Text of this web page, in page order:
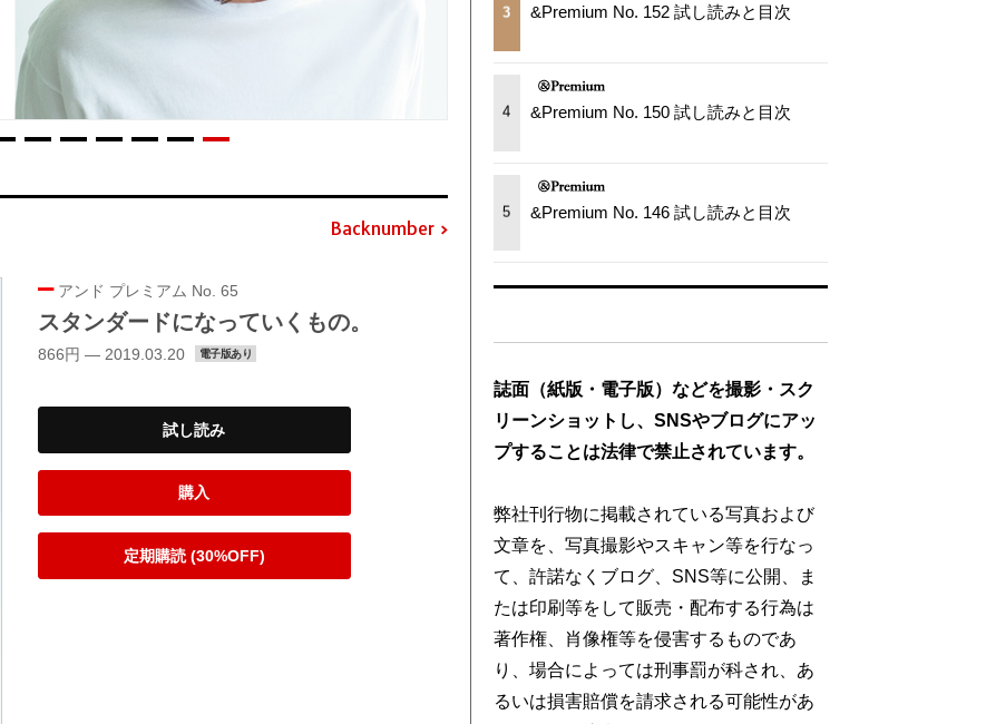
Backnumber
アンド プレミアム No. 65
スタンダードになっていくもの。
866円 — 2019.03.20 電子版あり
試し読み
購入
定期購読 (30%OFF)
3 &Premium No. 152 試し読みと目次
4 &Premium No. 150 試し読みと目次
5 &Premium No. 146 試し読みと目次
誌面（紙版・電子版）などを撮影・スク
リーンショットし、SNSやブログにアッ
プすることは法律で禁止されています。
弊社刊行物に掲載されている写真および
文章を、写真撮影やスキャン等を行なっ
て、許諾なくブログ、SNS等に公開、ま
たは印刷等をして販売・配布する行為は
著作権、肖像権等を侵害するものであ
り、場合によっては刑事罰が科され、あ
るいは損害賠償を請求される可能性があ